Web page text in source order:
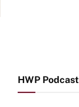
HWP Podcast